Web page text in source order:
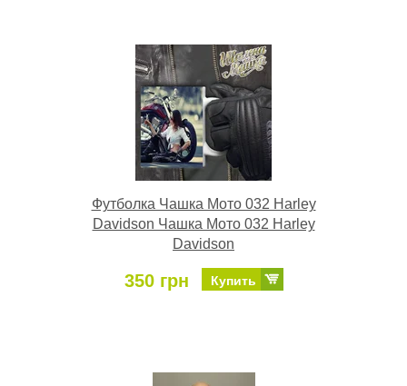
Футболка Чашка Мото 032 Harley
Davidson Чашка Мото 032 Harley
Davidson
350 грн Купить